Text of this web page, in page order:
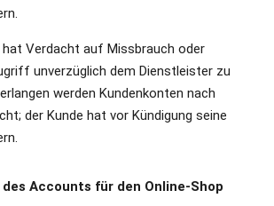
hat Verdacht auf Missbrauch oder
unverzüglich dem Dienstleister zu
werden Kundenkonten nach
der Kunde hat vor Kündigung seine
des Accounts für den Online-Shop